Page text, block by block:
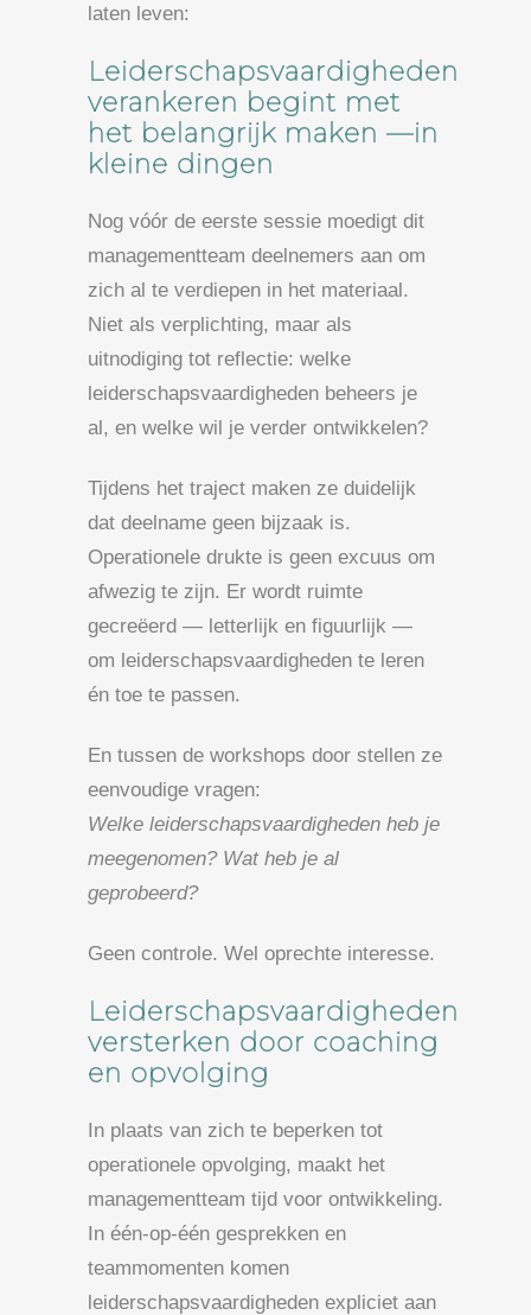
laten leven:
Leiderschapsvaardigheden
verankeren begint met
het belangrijk maken —in
kleine dingen
Nog vóór de eerste sessie moedigt dit
managementteam deelnemers aan om
zich al te verdiepen in het materiaal.
Niet als verplichting, maar als
uitnodiging tot reflectie: welke
leiderschapsvaardigheden beheers je
al, en welke wil je verder ontwikkelen?
Tijdens het traject maken ze duidelijk
dat deelname geen bijzaak is.
Operationele drukte is geen excuus om
afwezig te zijn. Er wordt ruimte
gecreëerd — letterlijk en figuurlijk —
om leiderschapsvaardigheden te leren
én toe te passen.
En tussen de workshops door stellen ze
eenvoudige vragen:
Welke leiderschapsvaardigheden heb je
meegenomen? Wat heb je al
geprobeerd?
Geen controle. Wel oprechte interesse.
Leiderschapsvaardigheden
versterken door coaching
en opvolging
In plaats van zich te beperken tot
operationele opvolging, maakt het
managementteam tijd voor ontwikkeling.
In één-op-één gesprekken en
teammomenten komen
leiderschapsvaardigheden expliciet aan